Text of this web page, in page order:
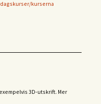
kurserna
3D-utskrift. Mer